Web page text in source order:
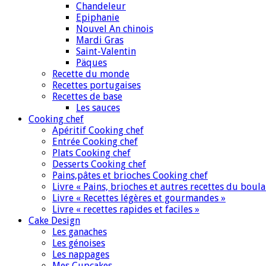
Chandeleur
Epiphanie
Nouvel An chinois
Mardi Gras
Saint-Valentin
Päques
Recette du monde
Recettes portugaises
Recettes de base
Les sauces
Cooking chef
Apéritif Cooking chef
Entrée Cooking chef
Plats Cooking chef
Desserts Cooking chef
Pains,pâtes et brioches Cooking chef
Livre « Pains, brioches et autres recettes du
Livre « Recettes légères et gourmandes »
Livre « recettes rapides et faciles »
Cake Design
Les ganaches
Les génoises
Les nappages